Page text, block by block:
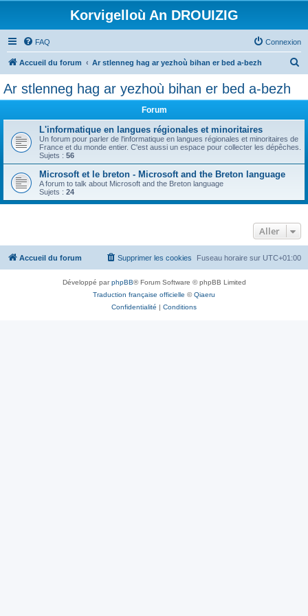
Korvigelloù An DROUIZIG
FAQ Connexion
Accueil du forum Ar stlenneg hag ar yezhoù bihan er bed a-bezh
Ar stlenneg hag ar yezhoù bihan er bed a-bezh
Forum
L'informatique en langues régionales et minoritaires
Un forum pour parler de l'informatique en langues régionales et minoritaires de
France et du monde entier. C'est aussi un espace pour collecter les dépêches.
Sujets : 56
Microsoft et le breton - Microsoft and the Breton language
A forum to talk about Microsoft and the Breton language
Sujets : 24
Aller
Accueil du forum Fuseau horaire sur UTC+01:00
Supprimer les cookies
Développé parphpBB® Forum Software © phpBB Limited
Traduction française officielle ©Qiaeru
Confidentialité | Conditions